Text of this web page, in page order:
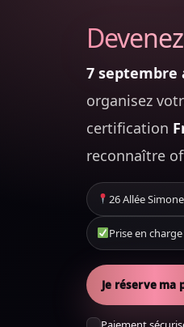
7 septembre
organisez
certification
reconnaître
26 Allée
Prise en charge
Je réserve ma